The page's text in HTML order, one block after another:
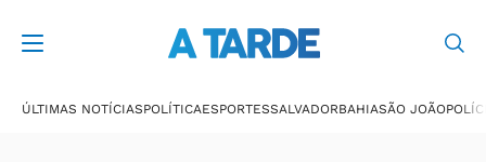
ÚLTIMAS NOTÍCIASPOLÍTICAESPORTESSALVADORBAHIASÃO JOÃO